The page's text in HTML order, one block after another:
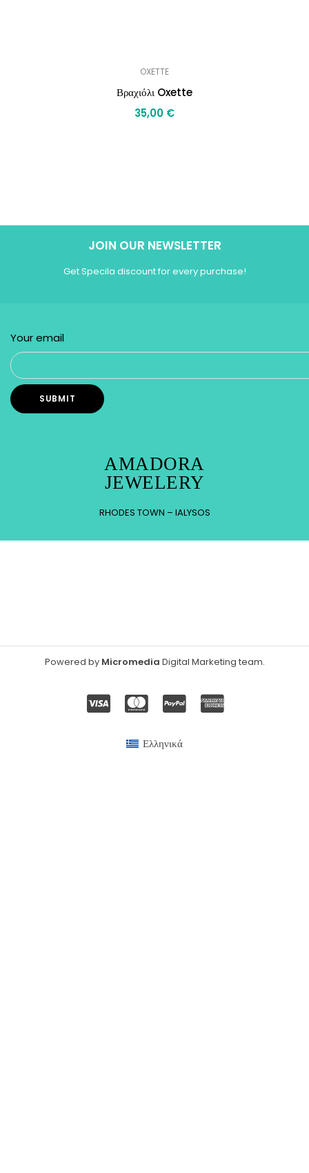
OXETTE
Βραχιόλι Oxette
35,00 €
JOIN OUR NEWSLETTER
Get Specila discount for every purchase!
Your email
AMADORA
JEWELERY
RHODES TOWN – IALYSOS
Powered by Micromedia Digital Marketing team.
Ελληνικά